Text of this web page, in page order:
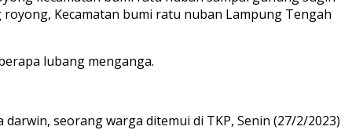
Kecamatan bumi ratu nuban Lampung Tengah
lubang menganga.
seorang warga ditemui di TKP, Senin (27/2/2023)